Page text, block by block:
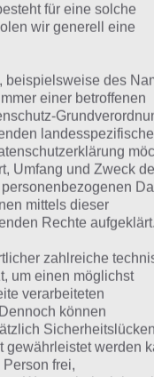
tägliche Bonus
Rätsel und
was vor einem Jahr,
zu Clevere
für eine solche
wir generell eine
beispielsweise des
einer betroffenen
Umfang und Zweck
mittels dieser
Rechte aufgeklärt.
zahlreiche
um einen möglichst
verarbeiteten
können
Sicherheitslücken
gewährleistet werden
frei,